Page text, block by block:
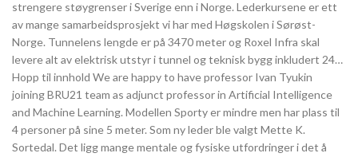
strengere støygrenser i Sverige enn i Norge. Lederkursene er ett
av mange samarbeidsprosjekt vi har med Høgskolen i Sørøst-
Norge. Tunnelens lengde er på 3470 meter og Roxel Infra skal
levere alt av elektrisk utstyr i tunnel og teknisk bygg inkludert 24…
Hopp til innhold We are happy to have professor Ivan Tyukin
joining BRU21 team as adjunct professor in Artificial Intelligence
and Machine Learning. Modellen Sporty er mindre men har plass til
4 personer på sine 5 meter. Som ny leder ble valgt Mette K.
Sortedal. Det ligg mange mentale og fysiske utfordringer i det å